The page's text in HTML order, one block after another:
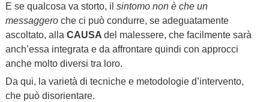
E se qualcosa va storto, il sintomo non è che un
messaggeroche ci può condurre, se adeguatamente
ascoltato, alla CAUSA del malessere, che facilmente sarà
anch’essa integrata e da affrontare quindi con approcci
anche molto diversi tra loro.
Da qui, la varietà di tecniche e metodologie d’intervento,
che può disorientare.